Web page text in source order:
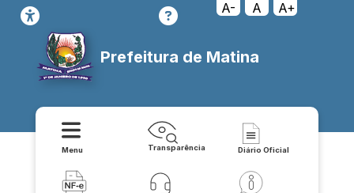
A- A A+
Prefeitura de Matina
Menu Transparência Diário Oficial